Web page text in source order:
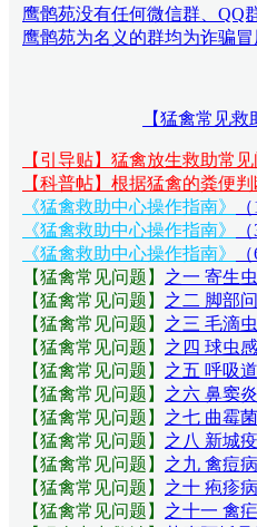
鹰鹘苑没有任何微信群、QQ
鹰鹘苑为名义的群均为诈骗冒
【猛禽常见救
【引导贴】猛禽放生救助常
【科普帖】根据猛禽的粪便
《猛禽救助中心操作指南》
《猛禽救助中心操作指南》
《猛禽救助中心操作指南》
【猛禽常见问题 】 之一 寄生虫
【猛禽常见问题 】 之二 脚部
【猛禽常见问题 】 之三 毛滴
【猛禽常见问题 】 之四 球虫
【猛禽常见问题 】 之五 呼吸
【猛禽常见问题 】 之六 鼻窦炎
【猛禽常见问题 】 之七 曲霉菌
【猛禽常见问题 】 之八 新城
【猛禽常见问题 】 之九 禽痘
【猛禽常见问题 】 之十 疱疹
【猛禽常见问题 】 之十一 禽